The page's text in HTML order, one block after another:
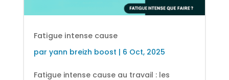
Fatigue intense cause
par yann breizh boost | 6 Oct, 2025
Fatigue intense cause au travail : les